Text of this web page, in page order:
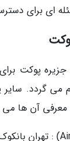
ای برای
جزیره پوکت
می گردد.
معرفی آن ها می